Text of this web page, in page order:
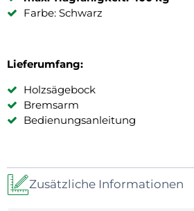
Farbe: Schwarz
Lieferumfang:
Holzsägebock
Bremsarm
Bedienungsanleitung
Zusätzliche Informationen